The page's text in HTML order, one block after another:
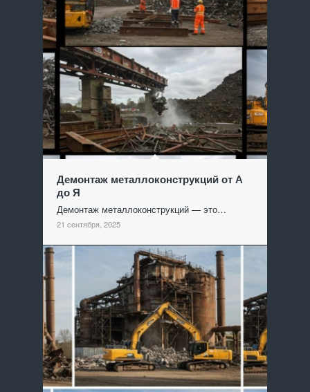
Демонтаж металлоконструкций от А
до Я
Демонтаж металлоконструкций — это…
21 сентября, 2025